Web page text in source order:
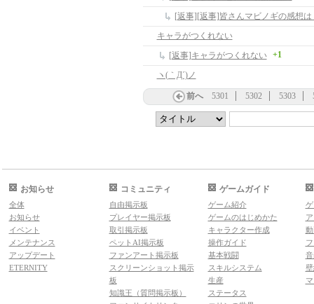
[返事][返事]皆さんマビノギの感想は
キャラがつくれない
[返事]キャラがつくれない
+1
ヽ(｀Д´)ノ
前へ 5301 5302 5303
お知らせ
全体
お知らせ
イベント
メンテナンス
アップデート
ETERNITY
コミュニティ
自由掲示板
プレイヤー掲示板
取引掲示板
ペットAI掲示板
ファンアート掲示板
スクリーンショット掲示
板
知識王（質問掲示板）
ゲームガイド
ゲーム紹介
ゲームのはじめかた
キャラクター作成
操作ガイド
基本戦闘
スキルシステム
生産
ステータス